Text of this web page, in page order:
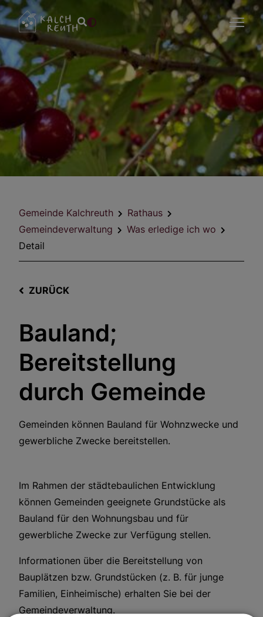
Gemeinde Kalchreuth
Rathaus
Gemeindeverwaltung
Was erledige ich wo
Detail
ZURÜCK
Bauland;
Bereitstellung
durch Gemeinde
Gemeinden können Bauland für Wohnzwecke und
gewerbliche Zwecke bereitstellen.
Im Rahmen der städtebaulichen Entwicklung
können Gemeinden geeignete Grundstücke als
Bauland für den Wohnungsbau und für
gewerbliche Zwecke zur Verfügung stellen.
Informationen über die Bereitstellung von
Bauplätzen bzw. Grundstücken (z. B. für junge
Familien, Einheimische) erhalten Sie bei der
Gemeindeverwaltung.